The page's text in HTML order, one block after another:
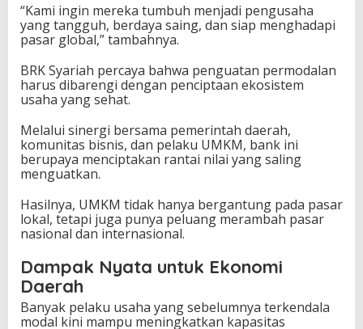
“Kami ingin mereka tumbuh menjadi pengusaha
yang tangguh, berdaya saing, dan siap menghadapi
pasar global,” tambahnya.
BRK Syariah percaya bahwa penguatan permodalan
harus dibarengi dengan penciptaan ekosistem
usaha yang sehat.
Melalui sinergi bersama pemerintah daerah,
komunitas bisnis, dan pelaku UMKM, bank ini
berupaya menciptakan rantai nilai yang saling
menguatkan.
Hasilnya, UMKM tidak hanya bergantung pada pasar
lokal, tetapi juga punya peluang merambah pasar
nasional dan internasional.
Dampak Nyata untuk Ekonomi
Daerah
Banyak pelaku usaha yang sebelumnya terkendala
modal kini mampu meningkatkan kapasitas